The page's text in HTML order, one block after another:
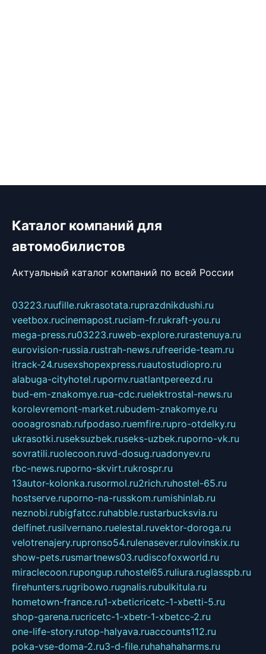
Каталог компаний для
автомобилистов
Актуальный каталог компаний по всей России
03223.ruufille.rukrasotata.ruprazdnikdushi.ru
veetbox.rucinemapost.ruciam-fr.rukraft-you.ru
mega-press.ru03223.ruweb-explore.rurastenuya.ru
eurovision-russia.rustrah-news.rufreeride-team.ru
itrack-24.rusexshopexpress.ruautostudiopro.ru
alabuga-cityhotel.rupornv.ruatlantpereezd.ru
bud-em-znakomye.rua-cdc.ruelektrostal-news.ru
korolevremont-market.rubudem-znakomye.ru
oooagrosnab.rufpodaso.ruemfire.rupro-otdelky.ru
ukrasotki.ruseksuzbek.ruseks-uzbek.ruporno-vk.ru
sovratili.ruolecoon.ruvd-dosug.ruadonyev.ru
rbc-news.ruporno-skvirt.rukrospr.ru
13autor-kolonka.rusormol.ru2rich.ruhostel-65.ru
hostserve.ruporno-na-russkom.rumishinlab.ru
neznobi.rubigfatcc.ruhabble.rustarbucksvia.ru
delfinet.rusilvernano.ruelestal.ruvektor-doroga.ru
velotrenajery.rupronso54.rulenasever.rulovinskix.ru
show-pets.rusmartnews03.rudiscofoxworld.ru
miraclecoon.rupongup.ruhostel65.ruliura.ruglasspb.ru
firehunters.rugribowo.rugnalis.rubulkitula.ru
hometown-france.ru1-xbeticricetc-1-xbetti-5.ru
shop-garena.rucricetc-1-xbetr-1-xbetcc-2.ru
one-life-story.rutop-halyava.ruaccounts112.ru
poka-vse-doma-2.ru3-d-file.ruhahahaharms.ru